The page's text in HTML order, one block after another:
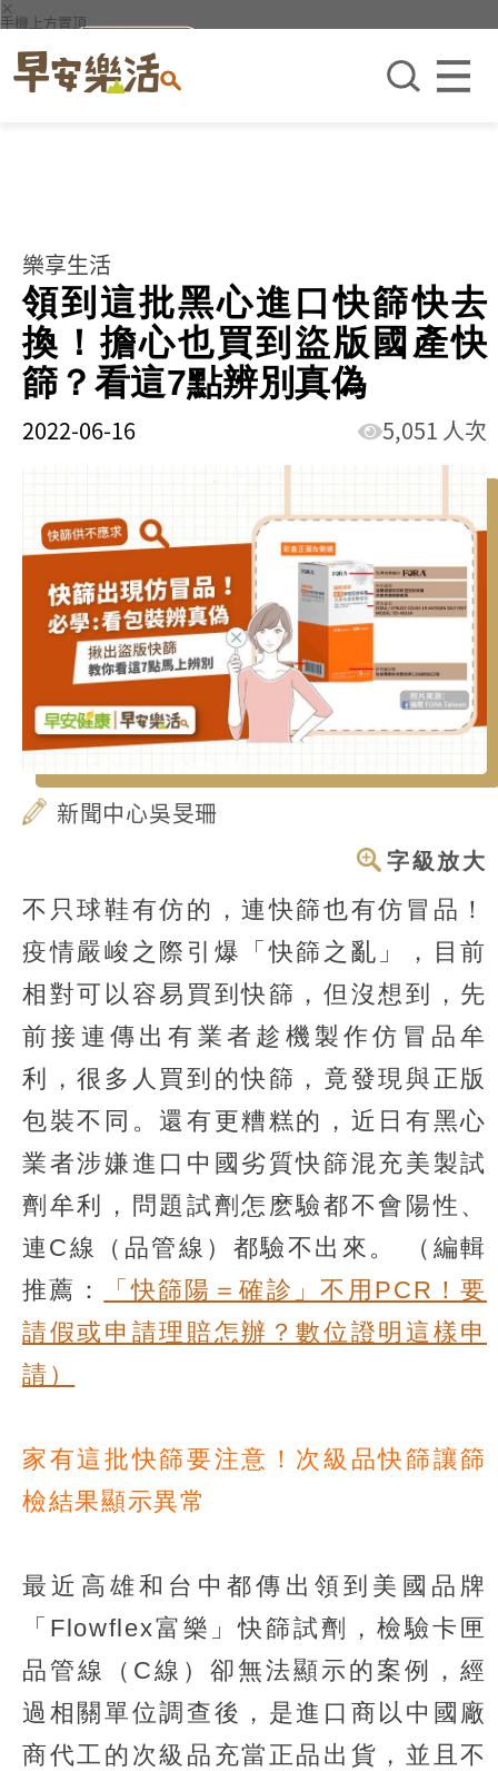
×
手機上方置頂
樂享生活
領到這批黑心進口快篩快去
換！擔心也買到盜版國產快
篩？看這7點辨別真偽
2022-06-16 5,051 人次
新聞中心吳旻珊
字級放大
不只球鞋有仿的，連快篩也有仿冒品！
疫情嚴峻之際引爆「快篩之亂」，目前
相對可以容易買到快篩，但沒想到，先
前接連傳出有業者趁機製作仿冒品牟
利，很多人買到的快篩，竟發現與正版
包裝不同。還有更糟糕的，近日有黑心
業者涉嫌進口中國劣質快篩混充美製試
劑牟利，問題試劑怎麽驗都不會陽性、
連C線（品管線）都驗不出來。
（編輯
推薦：
「快篩陽＝確診」不用PCR！要
請假或申請理賠怎辦？數位證明這樣申
請）
家有這批快篩要注意！次級品快篩讓篩
檢結果顯示異常
最近高雄和台中都傳出領到美國品牌
「Flowflex富樂」快篩試劑，檢驗卡匣
品管線（C線）卻無法顯示的案例，經
過相關單位調查後，是進口商以中國廠
商代工的次級品充當正品出貨，並且不